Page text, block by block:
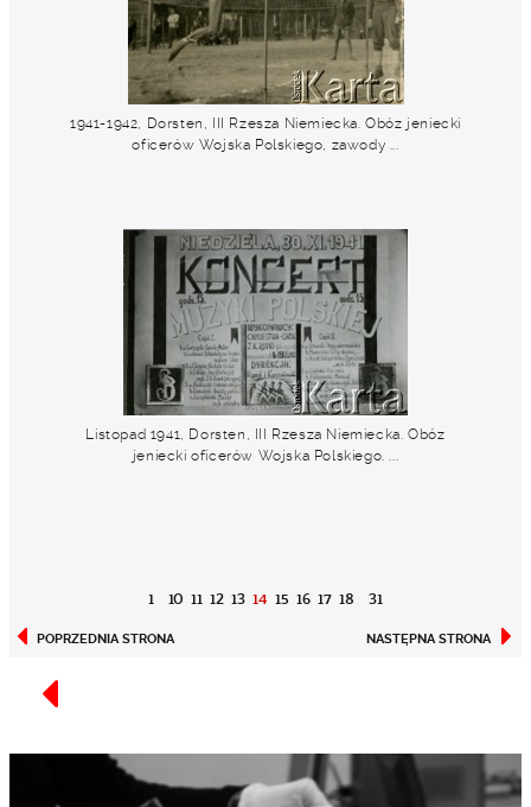
1941-1942, Dorsten, III Rzesza Niemiecka. Obóz jeniecki
oficerów Wojska Polskiego, zawody ...
Listopad 1941, Dorsten, III Rzesza Niemiecka. Obóz
jeniecki oficerów Wojska Polskiego. ...
1
POPRZEDNIA STRONA
10 11 12 13 14 15 16 17 18
NASTĘPNA STRONA
31